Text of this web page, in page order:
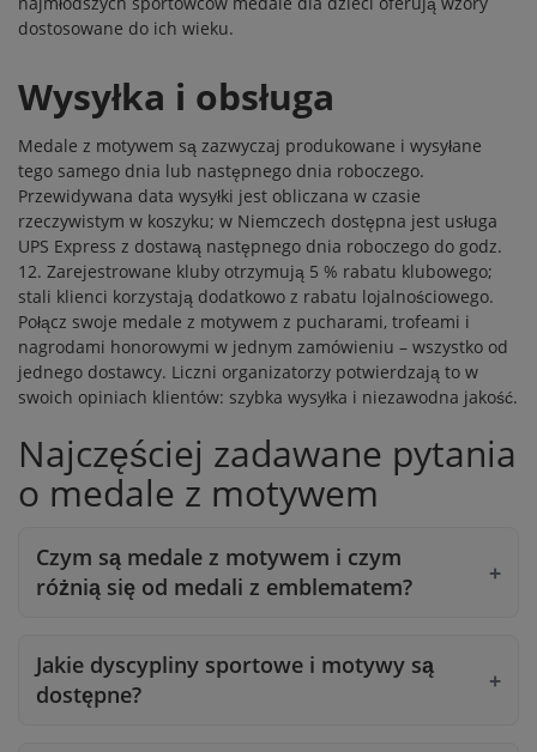
dostosowane do ich wieku.
Wysyłka i obsługa
Medale z motywem są zazwyczaj produkowane i wysyłane
tego samego dnia lub następnego dnia roboczego.
Przewidywana data wysyłki jest obliczana w czasie
rzeczywistym w koszyku; w Niemczech dostępna jest usługa
UPS Express z dostawą następnego dnia roboczego do godz.
12. Zarejestrowane kluby otrzymują 5 % rabatu klubowego;
stali klienci korzystają dodatkowo z rabatu lojalnościowego.
Połącz swoje medale z motywem z pucharami, trofeami i
nagrodami honorowymi w jednym zamówieniu – wszystko od
jednego dostawcy. Liczni organizatorzy potwierdzają to w
swoich opiniach klientów: szybka wysyłka i niezawodna jakość.
Najczęściej zadawane pytania
o medale z motywem
Czym są medale z motywem i czym
różnią się od medali z emblematem?
Jakie dyscypliny sportowe i motywy są
dostępne?